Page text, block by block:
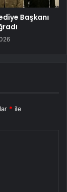
Başkanı
* ile